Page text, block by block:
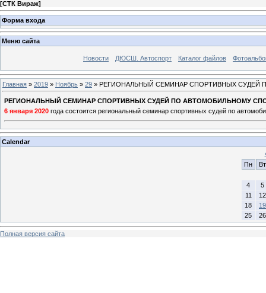
[СТК Вираж]
Форма входа
Меню сайта
Новости ДЮСШ. Автоспорт Каталог файлов
Главная » 2019 » Ноябрь » 29 » РЕГИОНАЛЬНЫЙ СЕМИНАР СПОРТИВНЫХ СУДЕЙ
РЕГИОНАЛЬНЫЙ СЕМИНАР СПОРТИВНЫХ СУДЕЙ ПО АВТОМОБИЛЬНОМУ
6 января 2020 года состоится региональный семинар спортивных судей по
Calendar
Пн
Вт
4
5
11
12
18
19
25
26
Полная версия сайта